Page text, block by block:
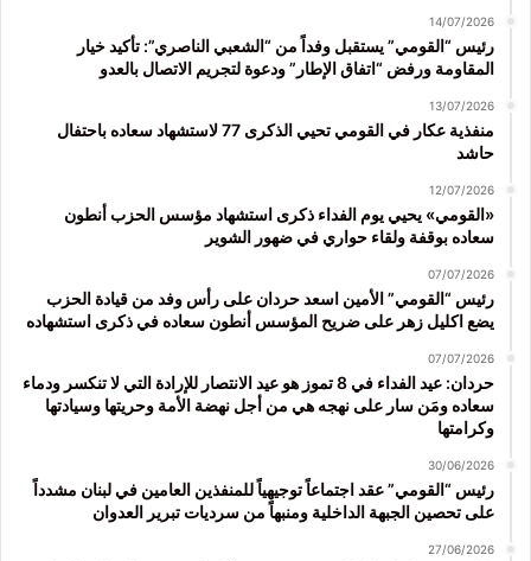
14/07/2026
رئيس “القومي” يستقبل وفداً من “الشعبي الناصري”: تأكيد خيار
المقاومة ورفض “اتفاق الإطار” ودعوة لتجريم الاتصال بالعدو
13/07/2026
منفذية عكار في القومي تحيي الذكرى 77 لاستشهاد سعاده باحتفال
حاشد
12/07/2026
«القومي» يحيي يوم الفداء ذكرى استشهاد مؤسس الحزب أنطون
سعاده بوقفة ولقاء حواري في ضهور الشوير
07/07/2026
رئيس “القومي” الأمين اسعد حردان على رأس وفد من قيادة الحزب
يضع اكليل زهر على ضريح المؤسس أنطون سعاده في ذكرى استشهاده
07/07/2026
حردان: عيد الفداء في 8 تموز هو عيد الانتصار للإرادة التي لا تنكسر ودماء
سعاده ومَن سار على نهجه هي من أجل نهضة الأمة وحريتها وسيادتها
وكرامتها
30/06/2026
رئيس “القومي” عقد اجتماعاً توجيهياً للمنفذين العامين في لبنان مشدداً
على تحصين الجبهة الداخلية ومنبهاً من سرديات تبرير العدوان
27/06/2026